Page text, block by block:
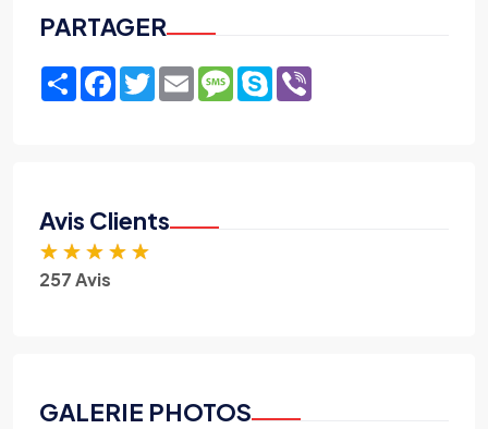
PARTAGER
ShareFacebook
TwitterEmailMessage
Skype
Avis Clients
★ ★ ★ ★ ★
257 Avis
GALERIE PHOTOS